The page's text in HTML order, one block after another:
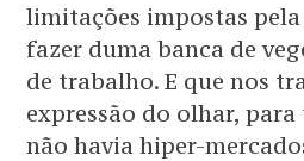
limitações impostas
fazer duma banca de
de trabalho. E que nos
expressão do olhar, para
não havia hiper-